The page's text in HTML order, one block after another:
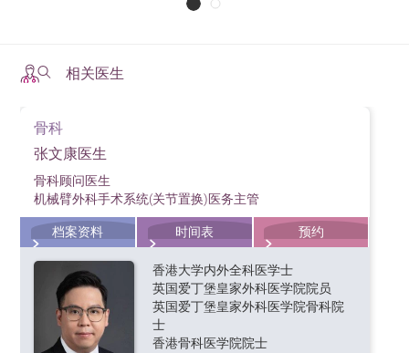
相关医生
骨科
张文康医生
骨科顾问医生
机械臂外科手术系统(关节置换)医务主管
档案资料 时间表 预约
香港大学内外全科医学士
英国爱丁堡皇家外科医学院院员
英国爱丁堡皇家外科医学院骨科院
士
香港骨科医学院院士